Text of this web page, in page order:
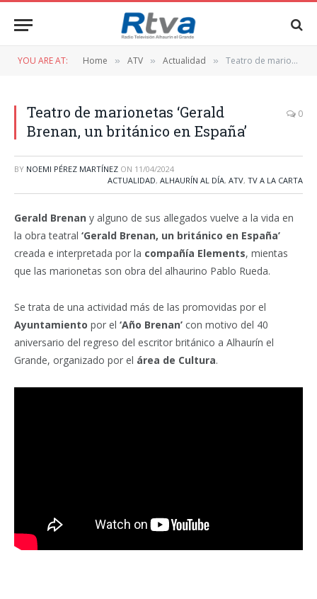
YOU ARE AT: Home » ATV » Actualidad » Teatro de marionetas ‘Gerald Brenan, un británico en España’
Teatro de marionetas ‘Gerald
Brenan, un británico en España’
0
BY NOEMI PÉREZ MARTÍNEZ ON 11/04/2024
ACTUALIDAD, ALHAURÍN AL DÍA, ATV, TV A LA CARTA
Gerald Brenan y alguno de sus allegados vuelve a la vida en
la obra teatral ‘Gerald Brenan, un británico en España’
creada e interpretada por la compañía Elements, mientas
que las marionetas son obra del alhaurino Pablo Rueda.
Se trata de una actividad más de las promovidas por el
Ayuntamiento por el ‘Año Brenan’ con motivo del 40
aniversario del regreso del escritor británico a Alhaurín el
Grande, organizado por el área de Cultura.